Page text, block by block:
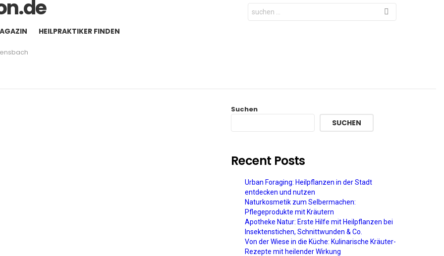
Search
for:
HEILPRAKTIKER FINDEN
Suchen
SUCHEN
Recent Posts
Urban Foraging: Heilpflanzen in der Stadt
entdecken und nutzen
Naturkosmetik zum Selbermachen:
Pflegeprodukte mit Kräutern
Apotheke Natur: Erste Hilfe mit Heilpflanzen bei
Insektenstichen, Schnittwunden & Co.
Von der Wiese in die Küche: Kulinarische Kräuter-
Rezepte mit heilender Wirkung